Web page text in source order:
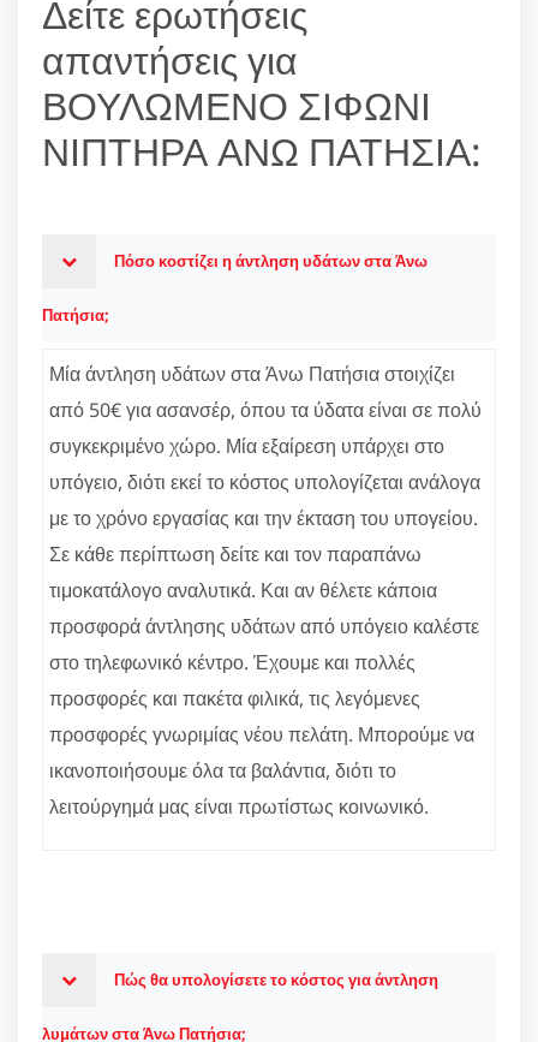
Δείτε ερωτήσεις
απαντήσεις για
ΒΟΥΛΩΜΕΝΟ ΣΙΦΩΝΙ
ΝΙΠΤΗΡΑ ΑΝΩ ΠΑΤΗΣΙΑ:
Πόσο κοστίζει η άντληση υδάτων στα Άνω
Πατήσια;
Μία άντληση υδάτων στα Άνω Πατήσια στοιχίζει
από 50€ για ασανσέρ, όπου τα ύδατα είναι σε πολύ
συγκεκριμένο χώρο. Μία εξαίρεση υπάρχει στο
υπόγειο, διότι εκεί το κόστος υπολογίζεται ανάλογα
με το χρόνο εργασίας και την έκταση του υπογείου.
Σε κάθε περίπτωση δείτε και τον παραπάνω
τιμοκατάλογο αναλυτικά. Και αν θέλετε κάποια
προσφορά άντλησης υδάτων από υπόγειο καλέστε
στο τηλεφωνικό κέντρο. Έχουμε και πολλές
προσφορές και πακέτα φιλικά, τις λεγόμενες
προσφορές γνωριμίας νέου πελάτη. Μπορούμε να
ικανοποιήσουμε όλα τα βαλάντια, διότι το
λειτούργημά μας είναι πρωτίστως κοινωνικό.
Πώς θα υπολογίσετε το κόστος για άντληση
λυμάτων στα Άνω Πατήσια;